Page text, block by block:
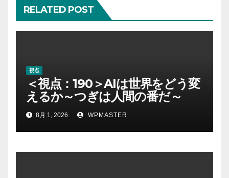
ョ
ン
RELATED POST
視点
＜視点：190＞AIは世界をどう変
えるか～つぎは人間の番だ～
8月 1, 2026 WPMASTER